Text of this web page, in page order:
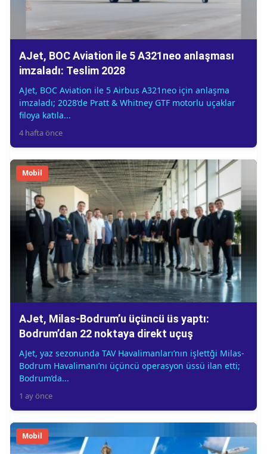
AJet, BOC Aviation ile 5 A321neo anlaşması
imzaladı: Teslim 2028
AJet, BOC Aviation ile 5 Airbus A321neo için anlaşma
imzaladı; 2028’de Pratt & Whitney GTF motorlu uçaklar
filoya katıla...
4 hafta önce
Mobil
AJet, Milas-Bodrum’u üçüncü üs yaptı:
Bodrum’dan 22 noktaya direkt uçuş
AJet, yaz sezonunda TAV Havalimanları’nın işlettği Milas-
Bodrum Havalimanı’nı üçüncü operasyon üssü ilan etti;
Bodrum’da...
1 ay önce
Mobil